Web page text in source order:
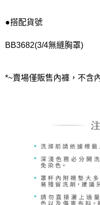
●搭配貨號
BB3682(3/4無縫胸罩)
*~賣場僅販售內褲，不含